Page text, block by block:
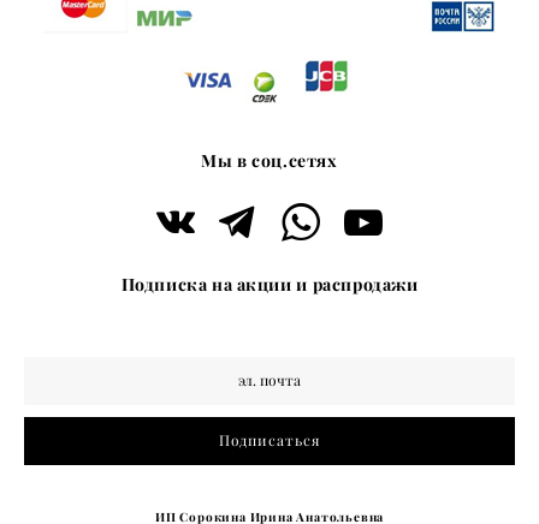
Мы в соц.сетях
Подписка на акции и распродажи
Подписаться
ИП Сорокина Ирина Анатольевна